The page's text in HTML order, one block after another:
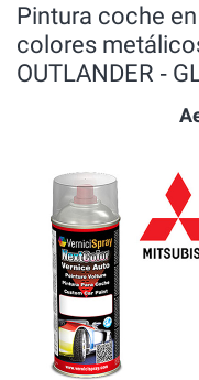
Pintura coche
colores
OUTLANDER ‐